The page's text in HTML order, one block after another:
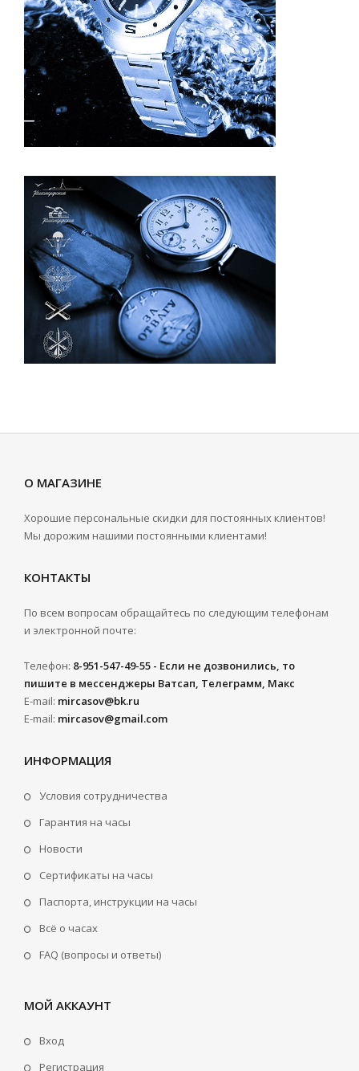
О МАГАЗИНЕ
Хорошие персональные скидки для постоянных клиентов!
Мы дорожим нашими постоянными клиентами!
КОНТАКТЫ
По всем вопросам обращайтесь по следующим телефонам
и электронной почте:
Телефон: 8-951-547-49-55 - Если не дозвонились, то
пишите в мессенджеры Ватсап, Телеграмм, Макс
E-mail: mircasov@bk.ru
E-mail: mircasov@gmail.com
ИНФОРМАЦИЯ
Условия сотрудничества
Гарантия на часы
Новости
Сертификаты на часы
Паспорта, инструкции на часы
Всё о часах
FAQ (вопросы и ответы)
МОЙ АККАУНТ
Вход
Регистрация